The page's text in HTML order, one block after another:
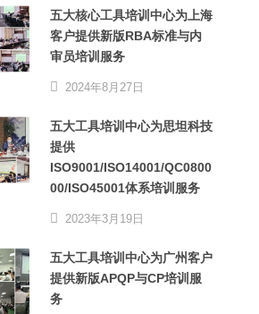
五大核心工具培训中心为上海
客户提供新版RBA标准与内
审员培训服务
2024年8月27日
五大工具培训中心为思坦科技
提供
ISO9001/ISO14001/QC0800
00/ISO45001体系培训服务
2023年3月19日
五大工具培训中心为广州客户
提供新版APQP与CP培训服
务